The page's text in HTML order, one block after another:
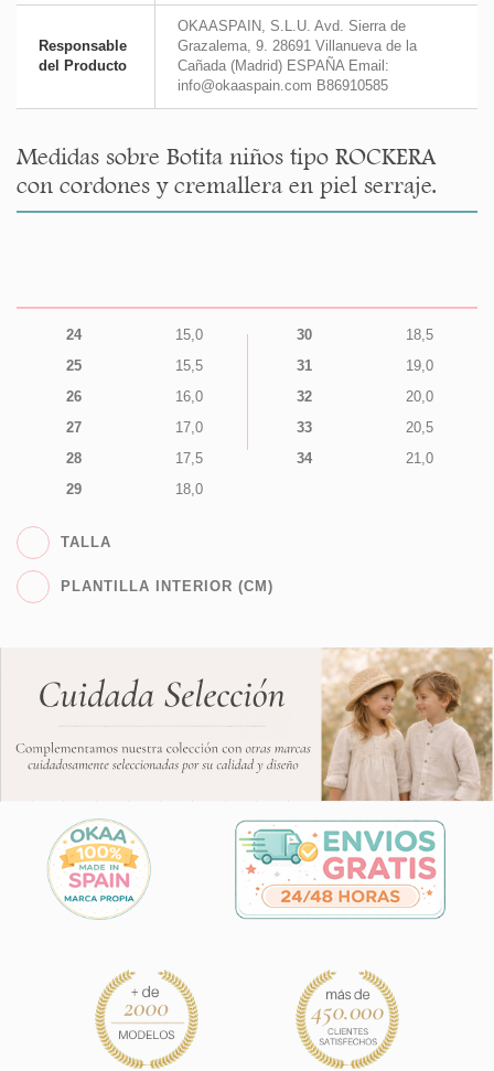
Responsable
del Producto
OKAASPAIN, S.L.U. Avd. Sierra de
Grazalema, 9. 28691 Villanueva de la
Cañada (Madrid) ESPAÑA Email:
info@okaaspain.com B86910585
Medidas sobre Botita niños tipo ROCKERA
con cordones y cremallera en piel serraje.
24
15,0
25
15,5
26
16,0
27
17,0
28
17,5
29
18,0
30
18,5
31
19,0
32
20,0
33
20,5
34
21,0
TALLA
PLANTILLA INTERIOR (CM)